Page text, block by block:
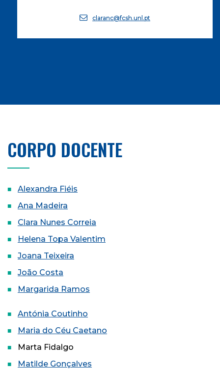
claranc@fcsh.unl.pt
CORPO DOCENTE
Alexandra Fiéis
Ana Madeira
Clara Nunes Correia
Helena Topa Valentim
Joana Teixeira
João Costa
Margarida Ramos
Antónia Coutinho
Maria do Céu Caetano
Marta Fidalgo
Matilde Gonçalves